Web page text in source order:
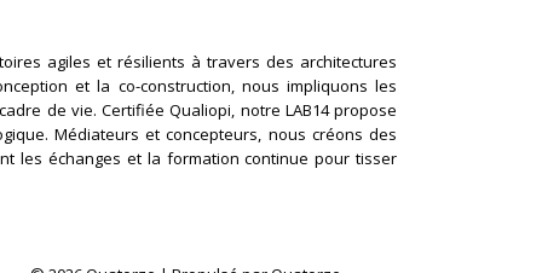
agiles et résilients à travers des architectures
et la co-construction, nous impliquons les
de vie. Certifiée Qualiopi, notre LAB14 propose
Médiateurs et concepteurs, nous créons des
les échanges et la formation continue pour tisser